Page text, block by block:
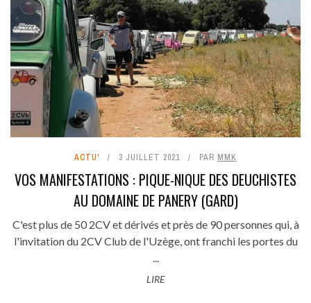
ACTU' 3 JUILLET 2021 PAR MMK
VOS MANIFESTATIONS : PIQUE-NIQUE DES DEUCHISTES
AU DOMAINE DE PANERY (GARD)
C'est plus de 50 2CV et dérivés et près de 90 personnes qui, à
l'invitation du 2CV Club de l'Uzège, ont franchi les portes du
LIRE